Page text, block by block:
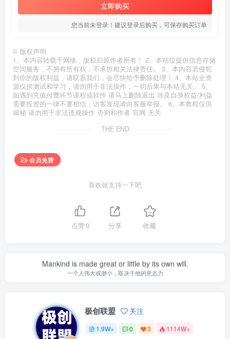
立即购买
您当前未登录！建议登录后购买，可保存购买订单
© 版权声明
1、本内容转载于网络，版权归原作者所有！ 2、本站仅提供信息存储
空间服务，不拥有所有权，不承担相关法律责任。 3、本内容若侵犯
到你的版权利益，请联系我们，会尽快给予删除处理！ 4、本站全资
源仅供测试和学习，请勿用于非法操作，一切后果与本站无关。 5、
如遇到充值付费环节课程或软件 请马上删除退出 涉及自身权益/利益
需要投资的一律不要相信，访客发现请向客服举报。 6、本教程仅供
揭秘 请勿用于非法违规操作 否则和作者 官网 无关
THE END
会员免费
喜欢就支持一下吧
点赞0 分享 收藏
Mankind is made great or little by its own will.
一个人伟大或渺小，取决于他的意志力
极创联盟 关注
1.9W+ 0 3 1114W+